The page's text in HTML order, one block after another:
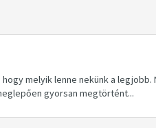
melyik lenne nekünk a legjobb.
gyorsan megtörtént...